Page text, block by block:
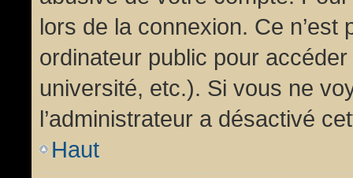
lors de la connexion. Ce
ordinateur public pour
université, etc.). Si vous ne
l’administrateur a désactivé
Haut